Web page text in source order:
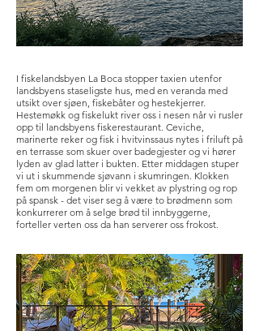
I fiskelandsbyen La Boca stopper taxien utenfor
landsbyens staseligste hus, med en veranda med
utsikt over sjøen, fiskebåter og hestekjerrer.
Hestemøkk og fiskelukt river oss i nesen når vi rusler
opp til landsbyens fiskerestaurant. Ceviche,
marinerte reker og fisk i hvitvinssaus nytes i friluft på
en terrasse som skuer over badegjester og vi hører
lyden av glad latter i bukten. Etter middagen stuper
vi ut i skummende sjøvann i skumringen. Klokken
fem om morgenen blir vi vekket av plystring og rop
på spansk - det viser seg å være to brødmenn som
konkurrerer om å selge brød til innbyggerne,
forteller verten oss da han serverer oss frokost.